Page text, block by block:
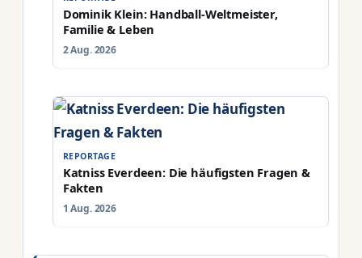
Dominik Klein: Handball-Weltmeister,
Familie & Leben
2 Aug. 2026
REPORTAGE
Katniss Everdeen: Die häufigsten Fragen &
Fakten
1 Aug. 2026